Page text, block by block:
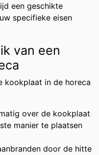
een geschikte
specifieke eisen
van een
kookplaat in de horeca
over de kookplaat
manier te plaatsen
door de hitte